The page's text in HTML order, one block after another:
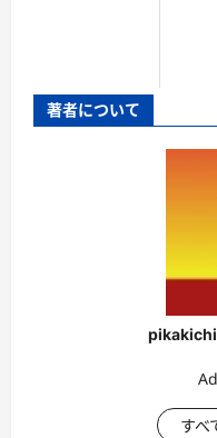
著者について
すべ